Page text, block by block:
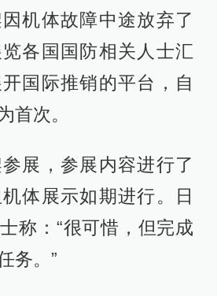
机体故障中途放弃了
各国国防相关人士汇
国际推销的平台，自
首次。
展，参展内容进行了
体展示如期进行。日
称：“很可惜，但完成
务。”